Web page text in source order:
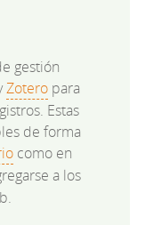
gestión
Zoteropara
Estas
de forma
como en
a los